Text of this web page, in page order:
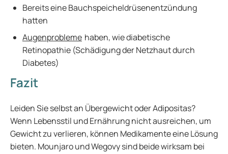
Bereits eine Bauchspeicheldrüsenentzündung
hatten
Augenprobleme haben, wie diabetische
Retinopathie (Schädigung der Netzhaut durch
Diabetes)
Fazit
Leiden Sie selbst an Übergewicht oder Adipositas?
Wenn Lebensstil und Ernährung nicht ausreichen, um
Gewicht zu verlieren, können Medikamente eine Lösung
bieten. Mounjaro und Wegovy sind beide wirksam bei